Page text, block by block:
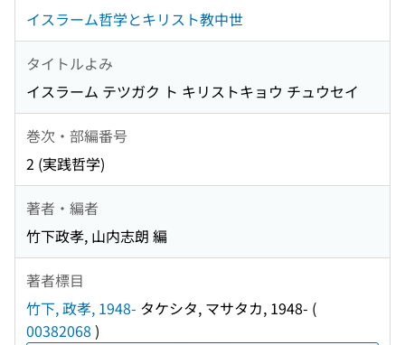
イスラーム哲学とキリスト教中世
タイトルよみ
イスラーム テツガク ト キリストキョウ チュウセイ
巻次・部編番号
2 (実践哲学)
著者・編者
竹下政孝, 山内志朗 編
著者標目
竹下, 政孝, 1948- タケシタ, マサタカ, 1948- (
00382068 )